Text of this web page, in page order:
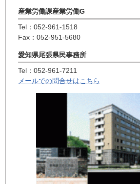
産業労働課産業労働G
Tel：052-961-1518
Fax：052-951-5680
愛知県尾張県民事務所
Tel：052-961-7211
メールでの問合せはこちら